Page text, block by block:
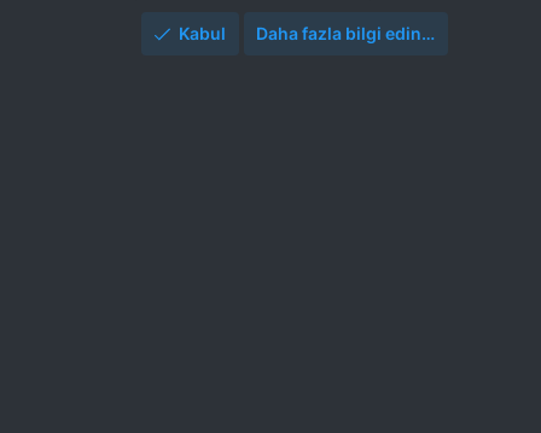
Kabul Daha fazla bilgi edin…